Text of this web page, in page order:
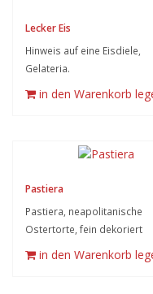
Lecker Eis
Hinweis auf eine Eisdiele,
Gelateria.
in den Warenkorb
Pastiera
Pastiera, neapolitanische
Ostertorte, fein dekoriert
in den Warenkorb